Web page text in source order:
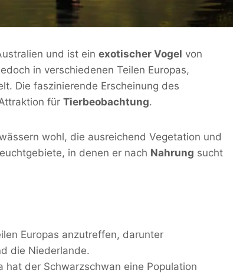
und ist ein exotischer Vogel von
in verschiedenen Teilen Europas,
Die faszinierende Erscheinung des
für Tierbeobachtung.
wohl, die ausreichend Vegetation und
in denen er nach Nahrung sucht
Europas anzutreffen, darunter
die Niederlande.
hat der Schwarzschwan eine Population